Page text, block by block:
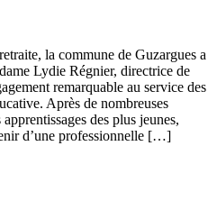
la commune de Guzargues a
Lydie Régnier, directrice de
remarquable au service des
Après de nombreuses
des plus jeunes,
d’une professionnelle […]